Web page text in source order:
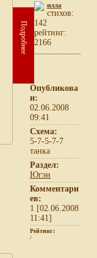
Подробнее
илла
cтихов:
142
рейтинг:
2166
Опубликова
н:
02.06.2008
09:41
Схема:
5-7-5-7-7
танка
Раздел:
Югэн
Комментари
ев:
1 [02.06.2008
11:41]
Рейтинг:
/